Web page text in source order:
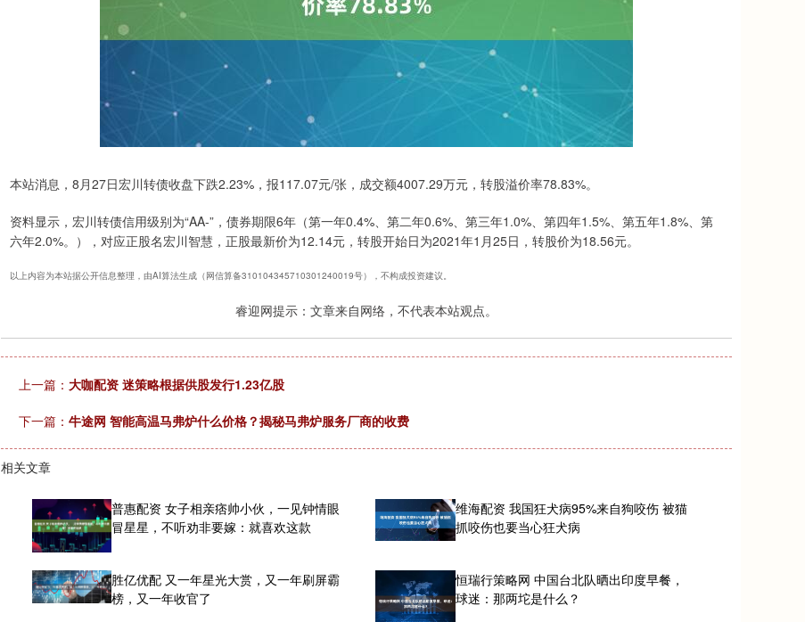
本站消息，8月27日宏川转债收盘下跌2.23%，报117.07元/张，成交额4007.29万元，转股溢价率78.83%。
资料显示，宏川转债信用级别为“AA-”，债券期限6年（第一年0.4%、第二年0.6%、第三年1.0%、第四年1.5%、第五年1.8%、第
六年2.0%。），对应正股名宏川智慧，正股最新价为12.14元，转股开始日为2021年1月25日，转股价为18.56元。
以上内容为本站据公开信息整理，由AI算法生成（网信算备310104345710301240019号），不构成投资建议。
睿迎网提示：文章来自网络，不代表本站观点。
上一篇： 大咖配资 迷策略根据供股发行1.23亿股
下一篇： 牛途网 智能高温马弗炉什么价格？揭秘马弗炉服务厂商的收费
相关文章
普惠配资 女子相亲痞帅小伙，一见钟情眼
冒星星，不听劝非要嫁：就喜欢这款
维海配资 我国狂犬病95%来自狗咬伤 被猫
抓咬伤也要当心狂犬病
胜亿优配 又一年星光大赏，又一年刷屏霸
榜，又一年收官了
恒瑞行策略网 中国台北队晒出印度早餐，
球迷：那两坨是什么？